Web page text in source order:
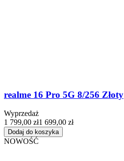
realme 16 Pro 5G 8/256 Złoty
Wyprzedaż
1 799,00 zł1 699,00 zł
Dodaj do koszyka
NOWOŚĆ